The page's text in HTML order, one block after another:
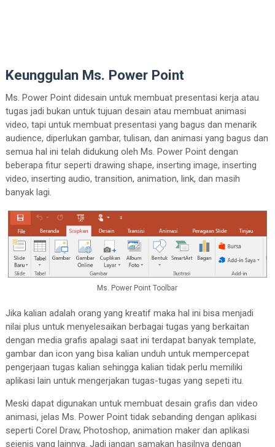
Keunggulan Ms. Power Point
Ms. Power Point didesain untuk membuat presentasi kerja atau
tugas jadi bukan untuk tujuan desain atau membuat animasi
video, tapi untuk membuat presentasi yang bagus dan menarik
audience, diperlukan gambar, tulisan, dan animasi yang bagus dan
semua hal ini telah didukung oleh Ms. Power Point dengan
beberapa fitur seperti drawing shape, inserting image, inserting
video, inserting audio, transition, animation, link, dan masih
banyak lagi.
Ms. Power Point Toolbar
Jika kalian adalah orang yang kreatif maka hal ini bisa menjadi
nilai plus untuk menyelesaikan berbagai tugas yang berkaitan
dengan media grafis apalagi saat ini terdapat banyak template,
gambar dan icon yang bisa kalian unduh untuk mempercepat
pengerjaan tugas kalian sehingga kalian tidak perlu memiliki
aplikasi lain untuk mengerjakan tugas-tugas yang sepeti itu.
Meski dapat digunakan untuk membuat desain grafis dan video
animasi, jelas Ms. Power Point tidak sebanding dengan aplikasi
seperti Corel Draw, Photoshop, animation maker dan aplikasi
sejenis yang lainnya. Jadi jangan samakan hasilnya dengan